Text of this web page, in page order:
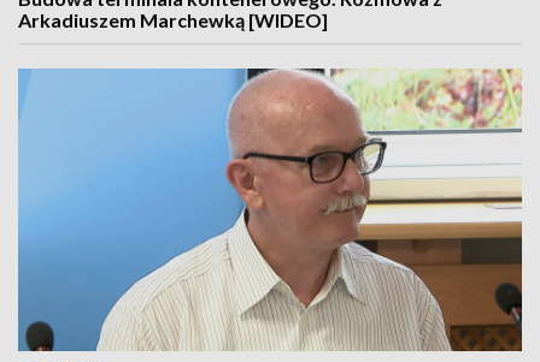
Arkadiuszem Marchewką [WIDEO]